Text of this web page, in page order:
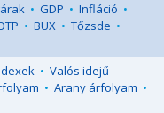
• GDP • Infláció •
• BUX • Tőzsde •
• Valós idejű
• Arany árfolyam •